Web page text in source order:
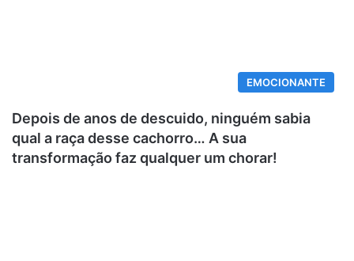
EMOCIONANTE
Depois de anos de descuido, ninguém sabia
qual a raça desse cachorro… A sua
transformação faz qualquer um chorar!